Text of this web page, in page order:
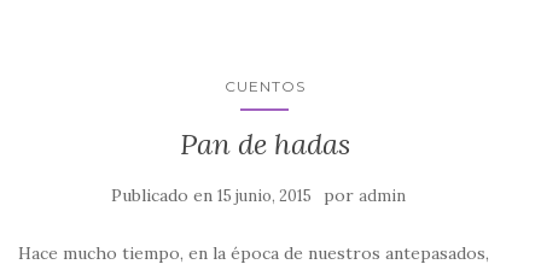
CUENTOS
Pan de hadas
Publicado en 15 junio, 2015 por admin
Hace mucho tiempo, en la época de nuestros antepasados,